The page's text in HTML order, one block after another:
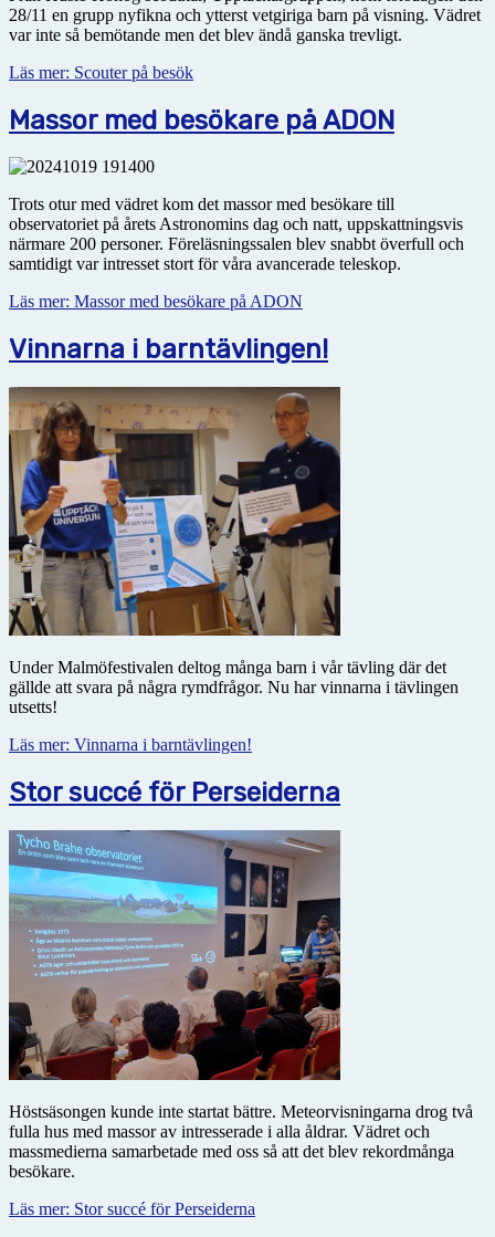
28/11 en grupp nyfikna och ytterst vetgiriga barn på visning. Vädret
var inte så bemötande men det blev ändå ganska trevligt.
Läs mer: Scouter på besök
Massor med besökare på ADON
Trots otur med vädret kom det massor med besökare till
observatoriet på årets Astronomins dag och natt, uppskattningsvis
närmare 200 personer. Föreläsningssalen blev snabbt överfull och
samtidigt var intresset stort för våra avancerade teleskop.
Läs mer: Massor med besökare på ADON
Vinnarna i barntävlingen!
Under Malmöfestivalen deltog många barn i vår tävling där det
gällde att svara på några rymdfrågor. Nu har vinnarna i tävlingen
utsetts!
Läs mer: Vinnarna i barntävlingen!
Stor succé för Perseiderna
Höstsäsongen kunde inte startat bättre. Meteorvisningarna drog två
fulla hus med massor av intresserade i alla åldrar. Vädret och
massmedierna samarbetade med oss så att det blev rekordmånga
besökare.
Läs mer: Stor succé för Perseiderna